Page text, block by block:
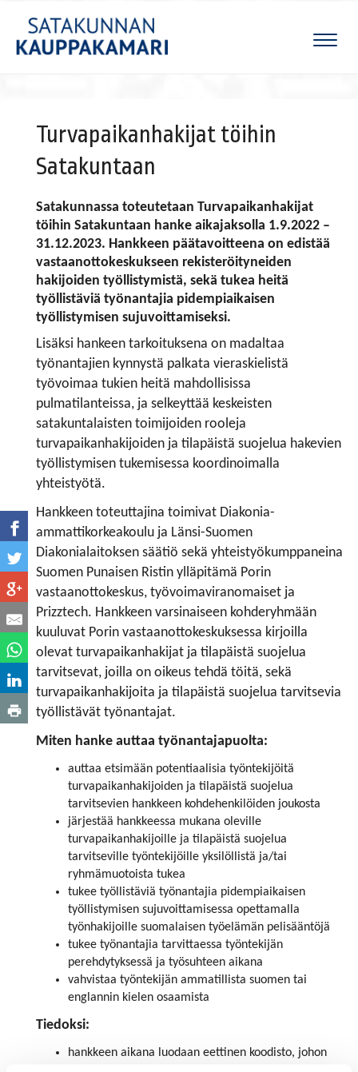
Turvapaikanhakijat töihin
Satakuntaan
Satakunnassa toteutetaan Turvapaikanhakijat
töihin Satakuntaan hanke aikajaksolla 1.9.2022 –
31.12.2023. Hankkeen päätavoitteena on edistää
vastaanottokeskukseen rekisteröityneiden
hakijoiden työllistymistä, sekä tukea heitä
työllistäviä työnantajia pidempiaikaisen
työllistymisen sujuvoittamiseksi.
Lisäksi hankeen tarkoituksena on madaltaa
työnantajien kynnystä palkata vieraskielistä
työvoimaa tukien heitä mahdollisissa
pulmatilanteissa, ja selkeyttää keskeisten
satakuntalaisten toimijoiden rooleja
turvapaikanhakijoiden ja tilapäistä suojelua hakevien
työllistymisen tukemisessa koordinoimalla
yhteistyötä.
Hankkeen toteuttajina toimivat Diakonia-
ammattikorkeakoulu ja Länsi-Suomen
Diakonialaitoksen säätiö sekä yhteistyökumppaneina
Suomen Punaisen Ristin ylläpitämä Porin
vastaanottokeskus, työvoimaviranomaiset ja
Prizztech. Hankkeen varsinaiseen kohderyhmään
kuuluvat Porin vastaanottokeskuksessa kirjoilla
olevat turvapaikanhakijat ja tilapäistä suojelua
tarvitsevat, joilla on oikeus tehdä töitä, sekä
turvapaikanhakijoita ja tilapäistä suojelua tarvitsevia
työllistävät työnantajat.
Miten hanke auttaa työnantajapuolta:
auttaa etsimään potentiaalisia työntekijöitä
turvapaikanhakijoiden ja tilapäistä suojelua
tarvitsevien hankkeen kohdehenkilöiden joukosta
järjestää hankkeessa mukana oleville
turvapaikanhakijoille ja tilapäistä suojelua
tarvitseville työntekijöille yksilöllistä ja/tai
ryhmämuotoista tukea
tukee työllistäviä työnantajia pidempiaikaisen
työllistymisen sujuvoittamisessa opettamalla
työnhakijoille suomalaisen työelämän pelisääntöjä
tukee työnantajia tarvittaessa työntekijän
perehdytyksessä ja työsuhteen aikana
vahvistaa työntekijän ammatillista suomen tai
englannin kielen osaamista
Tiedoksi:
hankkeen aikana luodaan eettinen koodisto, johon